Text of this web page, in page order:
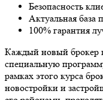
Безопасность
Актуальная база
100% гарантия
Каждый новый брокер
специальную
рамках этого курса
новостройки и